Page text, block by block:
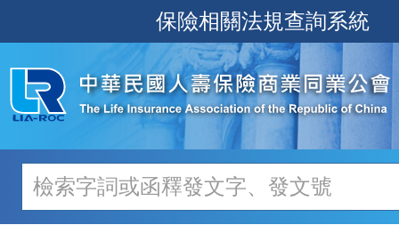
至
主
內
容
保險相關法規查詢系統